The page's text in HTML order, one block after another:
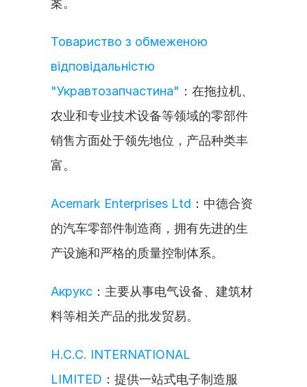
案。
Товариство з обмеженою
відповідальністю
"Укравтозапчастина" ：在拖拉机、
农业和专业技术设备等领域的零部件
销售方面处于领先地位，产品种类丰
富。
Acemark Enterprises Ltd ：中德合资
的汽车零部件制造商，拥有先进的生
产设施和严格的质量控制体系。
Акрукс ：主要从事电气设备、建筑材
料等相关产品的批发贸易。
H.C.C. INTERNATIONAL
LIMITED ：提供一站式电子制造服